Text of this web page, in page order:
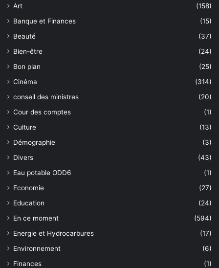
Art
(158)
Banque et Finances
(15)
Beauté
(37)
Bien-être
(24)
Bon plan
(25)
Cinéma
(314)
conseil des ministres
(20)
Cour des comptes
(1)
Culture
(13)
Démographie
(3)
Divers
(43)
Eau potable ODD6
(1)
Economie
(27)
Education
(24)
En ce moment
(594)
Energie et Hydrocarbures
(17)
Environnement
(6)
Finances
(1)